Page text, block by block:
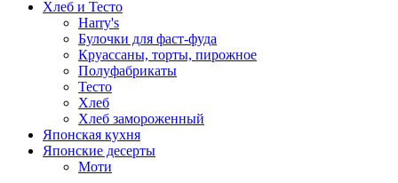
Хлеб и Тесто
Harry's
Булочки для фаст-фуда
Круассаны, торты, пирожное
Полуфабрикаты
Тесто
Хлеб
Хлеб замороженный
Японская кухня
Японские десерты
Моти